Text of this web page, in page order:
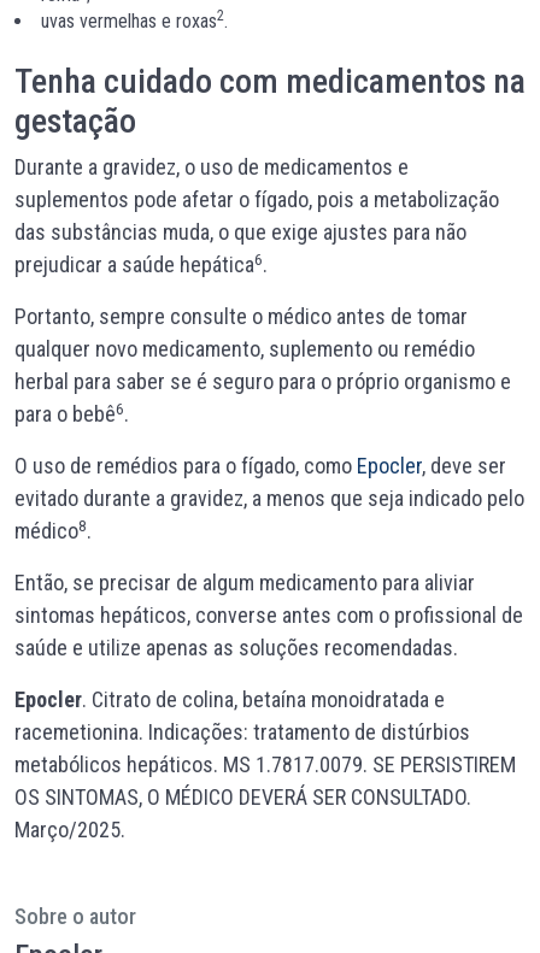
uvas vermelhas e roxas2.
Tenha cuidado com medicamentos na
gestação
Durante a gravidez, o uso de medicamentos e
suplementos pode afetar o fígado, pois a metabolização
das substâncias muda, o que exige ajustes para não
prejudicar a saúde hepática6.
Portanto, sempre consulte o médico antes de tomar
qualquer novo medicamento, suplemento ou remédio
herbal para saber se é seguro para o próprio organismo e
para o bebê6.
O uso de remédios para o fígado, como Epocler, deve ser
evitado durante a gravidez, a menos que seja indicado pelo
médico8.
Então, se precisar de algum medicamento para aliviar
sintomas hepáticos, converse antes com o profissional de
saúde e utilize apenas as soluções recomendadas.
Epocler. Citrato de colina, betaína monoidratada e
racemetionina. Indicações: tratamento de distúrbios
metabólicos hepáticos. MS 1.7817.0079. SE PERSISTIREM
OS SINTOMAS, O MÉDICO DEVERÁ SER CONSULTADO.
Março/2025.
Sobre o autor